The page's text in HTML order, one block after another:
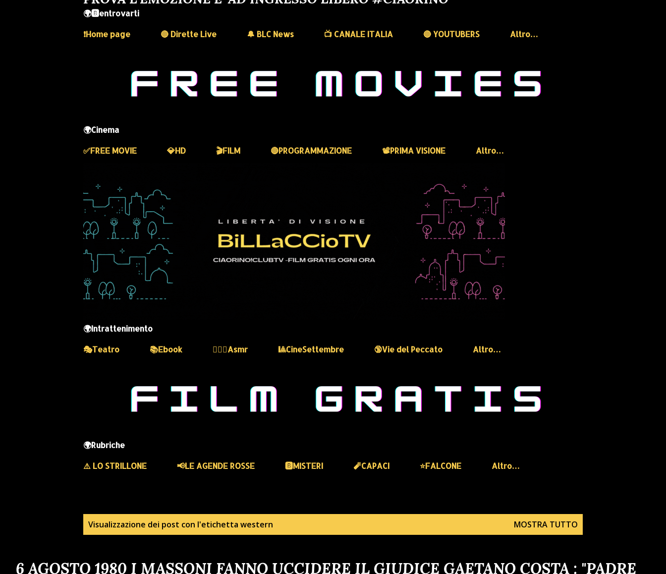
🌍🅱️entrovarti
❗️Home page
🔴 Dirette Live 🔔 BLC News 📺 CANALE ITALIA 🔴 YOUTUBERS Altro…
🌍Cinema
✅️FREE MOVIE
💎HD 🎬FILM 🔴PROGRAMMAZIONE 📽️PRIMA VISIONE Altro…
🌍Intrattenimento
🎭Teatro
📚Ebook 💆🏻‍♀️Asmr 🎱CineSettembre 🔞Vie del Peccato Altro…
🌍Rubriche
⚠️ LO STRILLONE
📢LE AGENDE ROSSE 🅱️MISTERI 🧨CAPACI ⭐️FALCONE Altro…
Visualizzazione dei post con l'etichetta western MOSTRA TUTTO
6 AGOSTO 1980 I MASSONI FANNO UCCIDERE IL GIUDICE GAETANO COSTA : "PADRE